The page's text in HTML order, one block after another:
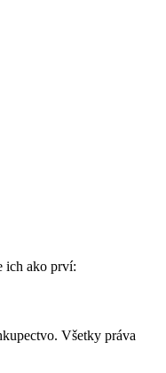
ich ako prví:
Všetky práva